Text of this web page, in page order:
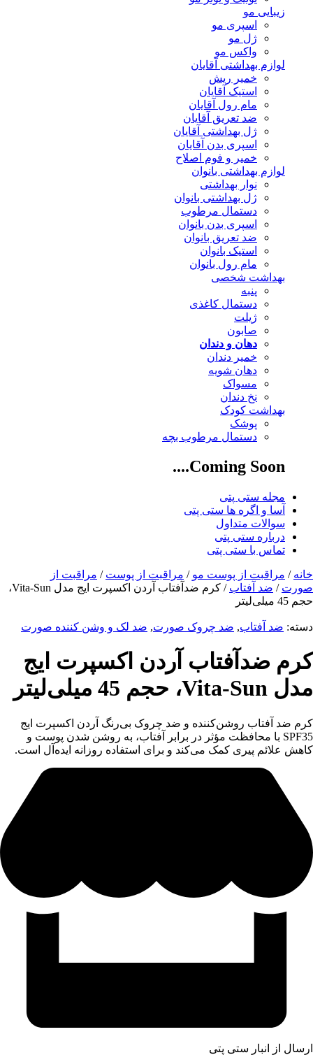
زیبایی مو
اسپری مو
ژل مو
واکس مو
لوازم بهداشتی آقایان
خمیر ریش
استیک آقایان
مام رول آقایان
ضد تعریق آقایان
ژل بهداشتی آقایان
اسپری بدن آقایان
خمیر و فوم اصلاح
لوازم بهداشتی بانوان
نوار بهداشتی
ژل بهداشتی بانوان
دستمال مرطوب
اسپری بدن بانوان
ضد تعریق بانوان
استیک بانوان
مام رول بانوان
بهداشت شخصی
پنبه
دستمال کاغذی
ژیلت
صابون
دهان و دندان
خمیر دندان
دهان شویه
مسواک
نخ دندان
بهداشت کودک
پوشک
دستمال مرطوب بچه
Coming Soon....
مجله ستی پتی
آسا و اگره ها ستی پتی
سوالات متداول
درباره ستی پتی
تماس با ستی پتی
خانه / مراقبت از پوست مو / مراقبت از پوست / مراقبت از
صورت / ضد آفتاب
/ کرم ضدآفتاب آردن اکسپرت ایج مدل Vita-Sun،
حجم 45 میلی‌لیتر
دسته: ضد آفتاب, ضد چروک صورت, ضد لک و وشن کننده صورت
کرم ضدآفتاب آردن اکسپرت ایج
مدل Vita-Sun، حجم 45 میلی‌لیتر
کرم ضد آفتاب روشن‌کننده و ضد چروک بی‌رنگ آردن اکسپرت ایج
SPF35 با محافظت مؤثر در برابر آفتاب، به روشن شدن پوست و
کاهش علائم پیری کمک می‌کند و برای استفاده روزانه ایده‌آل است.
ارسال از انبار ستی پتی